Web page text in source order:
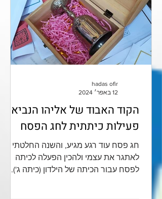
הקוד האבוד של אליהו הנביא -
פעילות כיתתית לחג הפסח
חג פסח עוד רגע מגיע, והשנה החלטתי
לאתגר את עצמי ולהכין הפעלה לכיתה
לפסח עבור הכיתה של הילדון (כיתה ג').
hadas ofir
12 באפר׳ 2024